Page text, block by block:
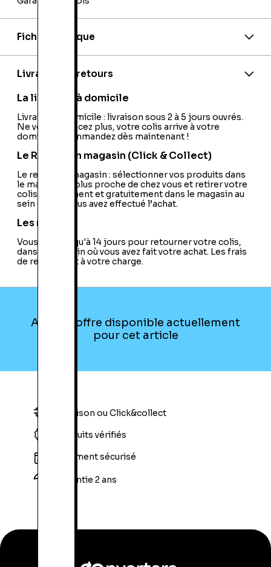
Fiche technique
Model:
Tactical Assault Commander PRO
USB:
Console Compatible:Compatible Multi
Plateformes
Bouton Multi Directionnel:Non
Plateforme:Console
Type d'Accessoire:
Gameboard
Réalité Virtuelle:Non
Livraison et retours
La livraison à domicile
Livraison à domicile : livraison sous 2 à 5 jours ouvrés.
Ne vous déplacez plus, votre colis arrive à votre
domicile ! Commandez dès maintenant !
Le Retrait en magasin (Click & Collect)
Le retrait en magasin : sélectionner vos produits dans
le magasin le plus proche de chez vous et retirer votre
colis directement et gratuitement dans le magasin au
sein duquel vous avez effectué l’achat.
Les retours
Vous avez jusqu'à 14 jours pour retourner votre colis,
dans le magasin où vous avez fait votre achat. Les frais
de retour sont à votre charge.
Aucune offre disponible actuellement
pour cet article
Livraison ou Click&collect
Produits vérifiés
Paiement sécurisé
Garantie 2 ans